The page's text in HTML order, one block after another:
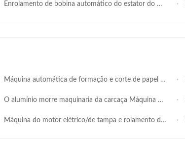
Enrolamento de bobina automático do estator do motor que introduz a máquina para os motores elétricos grandes
Máquina automática de formação e corte de papel em cunha de estator de motor SMT-CG200
O alumínio morre maquinaria da carcaça Máquina de corte da cunha para o estator/rotor
Máquina do motor elétrico/de tampa e rolamento de extremidade máquina de pressão para o motor do condicionador de ar